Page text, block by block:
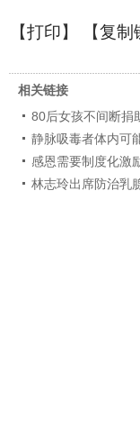
【打印】 【复制
相关链接
80后女孩不间断捐
静脉吸毒者体内可
感恩需要制度化激
林志玲出席防治乳